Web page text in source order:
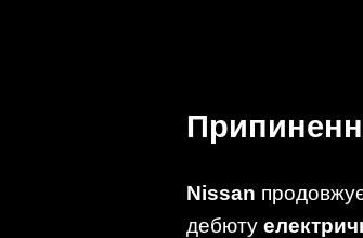
Nissan
дебюту